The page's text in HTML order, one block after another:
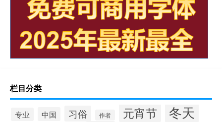
栏目分类
专业 中国 习俗 作者 元宵节 冬天